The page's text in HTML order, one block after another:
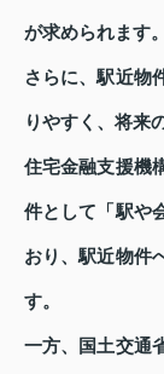
が求められます。
さらに、駅近物
りやすく、将来
住宅金融支援機
件として「駅や
おり、駅近物件
す。
一方、国土交通